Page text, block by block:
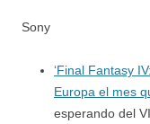
Sony
‘Final Fantasy
Europa el mes
esperando del